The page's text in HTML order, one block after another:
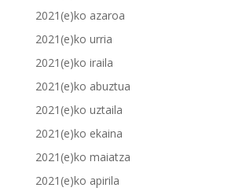
2021(e)ko azaroa
2021(e)ko urria
2021(e)ko iraila
2021(e)ko abuztua
2021(e)ko uztaila
2021(e)ko ekaina
2021(e)ko maiatza
2021(e)ko apirila